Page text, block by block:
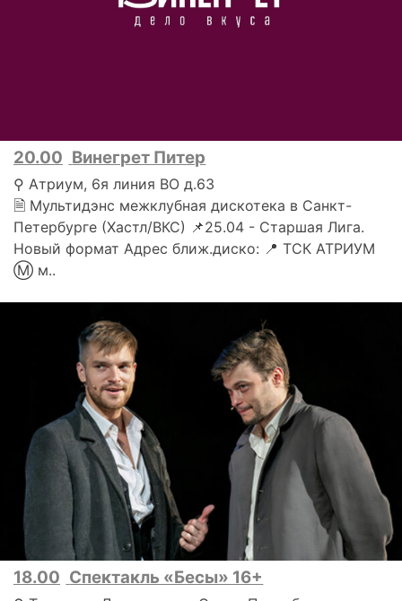
20.00 Винегрет Питер
⚲ Атриум, 6я линия ВО д.63
🗎 Мультидэнс межклубная дискотека в Санкт-
Петербурге (Хастл/ВКС) 📌25.04 - Старшая Лига.
Новый формат Адрес ближ.диско: 📍 ТСК АТРИУМ
Ⓜ️ м..
18.00 Спектакль «Бесы» 16+